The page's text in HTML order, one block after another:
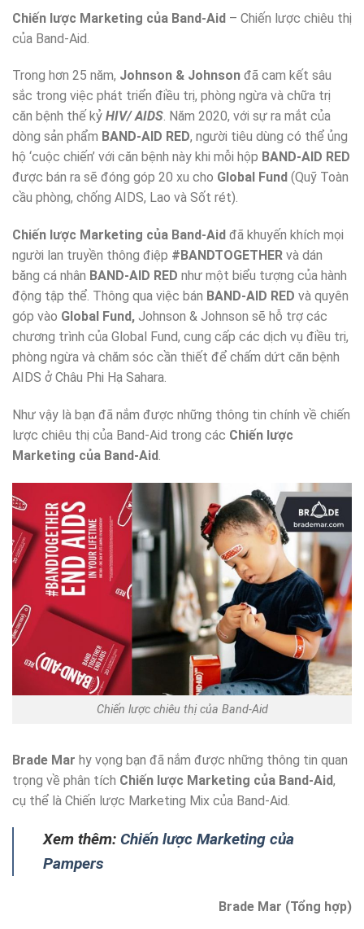
Chiến lược Marketing của Band-Aid – Chiến lược chiêu thị
của Band-Aid.
Trong hơn 25 năm, Johnson & Johnson đã cam kết sâu
sắc trong việc phát triển điều trị, phòng ngừa và chữa trị
căn bệnh thế kỷ HIV/ AIDS. Năm 2020, với sự ra mắt của
dòng sản phẩm BAND-AID RED, người tiêu dùng có thể ủng
hộ ‘cuộc chiến’ với căn bệnh này khi mỗi hộp BAND-AID RED
được bán ra sẽ đóng góp 20 xu cho Global Fund (Quỹ Toàn
cầu phòng, chống AIDS, Lao và Sốt rét).
Chiến lược Marketing của Band-Aid đã khuyến khích mọi
người lan truyền thông điệp #BANDTOGETHER và dán
băng cá nhân BAND-AID RED như một biểu tượng của hành
động tập thể. Thông qua việc bán BAND-AID RED và quyên
góp vào Global Fund, Johnson & Johnson sẽ hỗ trợ các
chương trình của Global Fund, cung cấp các dịch vụ điều trị,
phòng ngừa và chăm sóc cần thiết để chấm dứt căn bệnh
AIDS ở Châu Phi Hạ Sahara.
Như vậy là bạn đã nắm được những thông tin chính về chiến
lược chiêu thị của Band-Aid trong các Chiến lược
Marketing của Band-Aid.
Chiến lược chiêu thị của Band-Aid
Brade Mar hy vọng bạn đã nắm được những thông tin quan
trọng về phân tích Chiến lược Marketing của Band-Aid,
cụ thể là Chiến lược Marketing Mix của Band-Aid.
Xem thêm: Chiến lược Marketing của
Pampers
Brade Mar (Tổng hợp)